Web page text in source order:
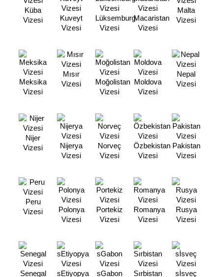
Küba
Vizesi
Kuveyt
Vizesi
Lüksemburg
Vizesi
Macaristan
Vizesi
Malta
Vizesi
Meksika
Vizesi
Mısır
Vizesi
Moğolistan
Vizesi
Moldova
Vizesi
Nepal
Vizesi
Nijer
Vizesi
Nijerya
Vizesi
Norveç
Vizesi
Özbekistan
Vizesi
Pakistan
Vizesi
Peru
Vizesi
Polonya
Vizesi
Portekiz
Vizesi
Romanya
Vizesi
Rusya
Vizesi
Senegal
sEtiyopya
sGabon
Sırbistan
sİsveç